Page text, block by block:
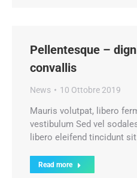
Pellentesque –
convallis
News 10 Ottobre 2019
Mauris volutpat, libero
vestibulum Sed vel
libero eleifend tincidunt
Read more